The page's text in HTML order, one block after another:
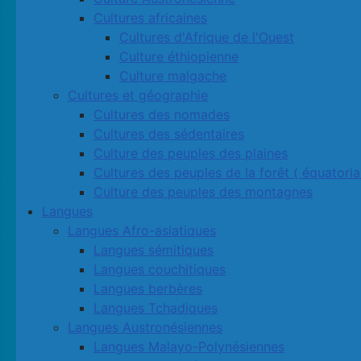
Cultures africaines
Cultures d'Afrique de l'Ouest
Culture éthiopienne
Culture malgache
Cultures et géographie
Cultures des nomades
Cultures des sédentaires
Culture des peuples des plaines
Cultures des peuples de la forêt (
Culture des peuples des montagnes
Langues
Langues Afro-asiatiques
Langues sémitiques
Langues couchitiques
Langues berbères
Langues Tchadiques
Langues Austronésiennes
Langues Malayo-Polynésiennes